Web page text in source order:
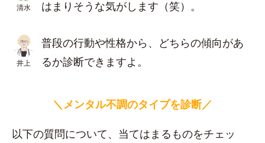
清水
はまりそうな気がします（笑）。
井上
普段の行動や性格から、どちらの傾向があ
るか診断できますよ。
＼メンタル不調のタイプを診断／
以下の質問について、当てはまるものをチェッ